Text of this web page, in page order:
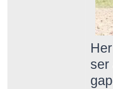
ser